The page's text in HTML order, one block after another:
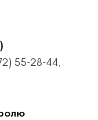
55-28-44,